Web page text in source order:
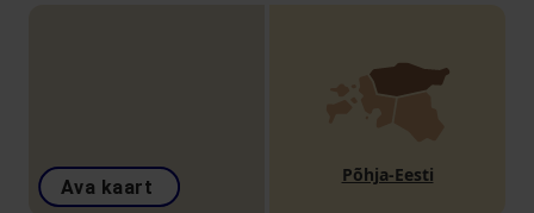
Ava kaart
Põhja-Eesti